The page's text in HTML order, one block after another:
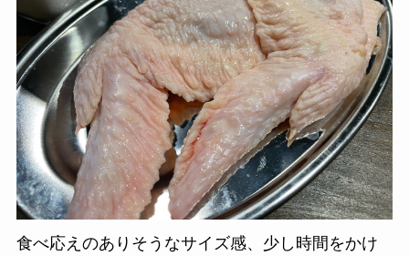
食べ応えのありそうなサイズ感、少し時間をかけ